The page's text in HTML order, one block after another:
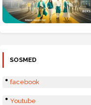
SOSMED
facebook
Youtube